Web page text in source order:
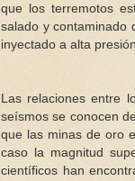
que los terremotos
salado y contaminado
inyectado a alta
Las relaciones entre
seísmos se conocen
que las minas de oro
caso la magnitud
científicos han